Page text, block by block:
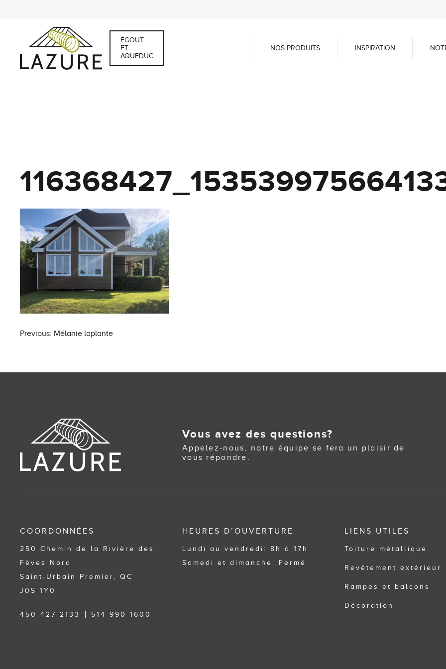
ÉGOUT
ET
AQUEDUC
NOS PRODUITS INSPIRATION
Post
Previous: Mélanie laplante
Vous avez des questions?
Appelez-nous, notre équipe se fera un plaisir de
vous répondre.
COORDONNÉES
250 Chemin de la Rivière des
Fèves Nord
Saint-Urbain Premier, QC
J0S 1Y0
450 427-2133 514 990-1600
HEURES D’OUVERTURE
Lundi au vendredi: 8h à 17h
Samedi et dimanche: Fermé
LIENS UTILES
Toiture métallique
Revêtement extérieur
Rampes et balcons
Décoration